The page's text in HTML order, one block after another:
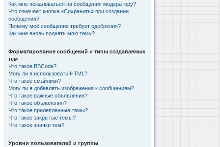
Как мне пожаловаться на сообщения модератору?
Что означает кнопка «Сохранить» при создании
сообщения?
Почему моё сообщение требует одобрения?
Как мне вновь поднять мою тему?
Форматирование сообщений и типы создаваемых
тем
Что такое BBCode?
Могу ли я использовать HTML?
Что такое смайлики?
Могу ли я добавлять изображения к сообщениям?
Что такое важные объявления?
Что такое объявления?
Что такое прилепленные темы?
Что такое закрытые темы?
Что такое значки тем?
Уровни пользователей и группы